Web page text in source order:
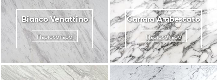
Bianco Venattino
Περισσότερα
Carrara Αrabescato
Περισσότερα